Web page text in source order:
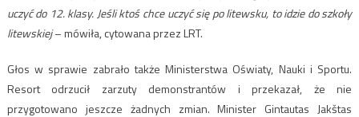
uczyć do 12. klasy. Jeśli ktoś chce uczyć się po litewsku, to idzie do szkoły
litewskiej– mówiła, cytowana przez LRT.
Głos w sprawie zabrało także Ministerstwa Oświaty, Nauki i Sportu.
Resort odrzucił zarzuty demonstrantów i przekazał, że nie
przygotowano jeszcze żadnych zmian. Minister Gintautas Jakštas